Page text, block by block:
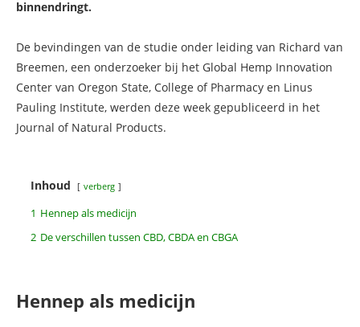
binnendringt.
De bevindingen van de studie onder leiding van Richard van
Breemen, een onderzoeker bij het Global Hemp Innovation
Center van Oregon State, College of Pharmacy en Linus
Pauling Institute, werden deze week gepubliceerd in het
Journal of Natural Products.
Inhoud verberg
1 Hennep als medicijn
2 De verschillen tussen CBD, CBDA en CBGA
Hennep als medicijn